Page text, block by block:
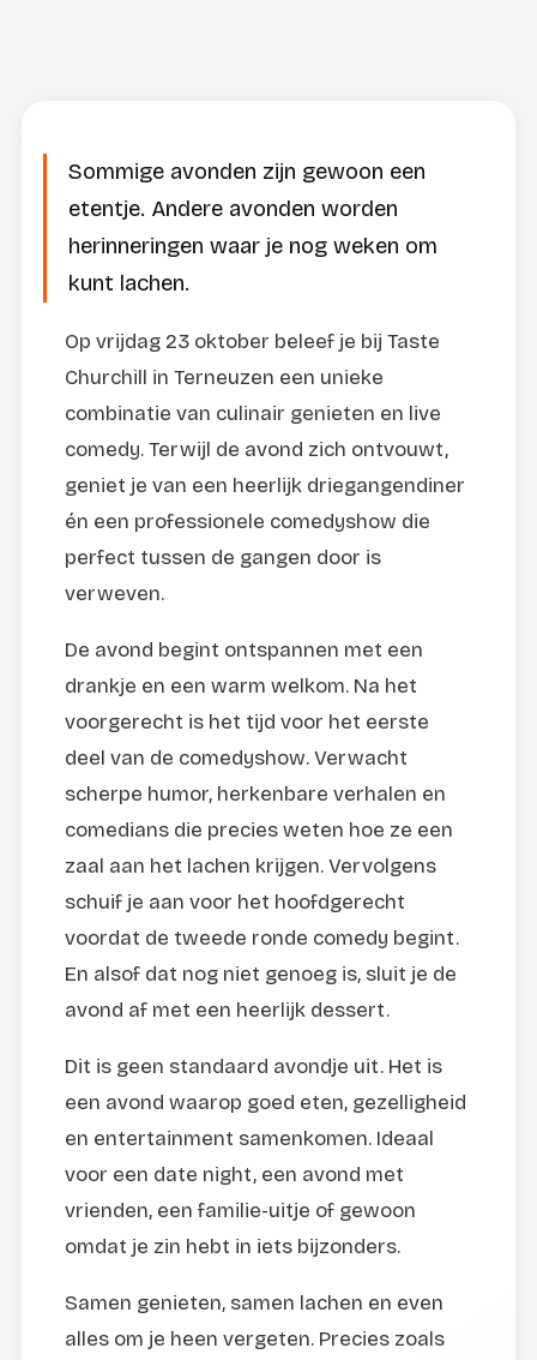
Sommige avonden zijn gewoon een
etentje. Andere avonden worden
herinneringen waar je nog weken om
kunt lachen.
Op vrijdag 23 oktober beleef je bij Taste
Churchill in Terneuzen een unieke
combinatie van culinair genieten en live
comedy. Terwijl de avond zich ontvouwt,
geniet je van een heerlijk driegangendiner
én een professionele comedyshow die
perfect tussen de gangen door is
verweven.
De avond begint ontspannen met een
drankje en een warm welkom. Na het
voorgerecht is het tijd voor het eerste
deel van de comedyshow. Verwacht
scherpe humor, herkenbare verhalen en
comedians die precies weten hoe ze een
zaal aan het lachen krijgen. Vervolgens
schuif je aan voor het hoofdgerecht
voordat de tweede ronde comedy begint.
En alsof dat nog niet genoeg is, sluit je de
avond af met een heerlijk dessert.
Dit is geen standaard avondje uit. Het is
een avond waarop goed eten, gezelligheid
en entertainment samenkomen. Ideaal
voor een date night, een avond met
vrienden, een familie-uitje of gewoon
omdat je zin hebt in iets bijzonders.
Samen genieten, samen lachen en even
alles om je heen vergeten. Precies zoals